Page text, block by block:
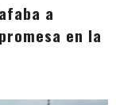
a
en la